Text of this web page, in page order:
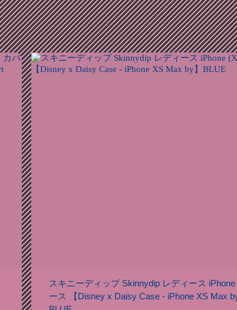
スキニーディップ Skinnydip レディース iPhone
ース 【Disney x Daisy Case - iPhone XS Max by